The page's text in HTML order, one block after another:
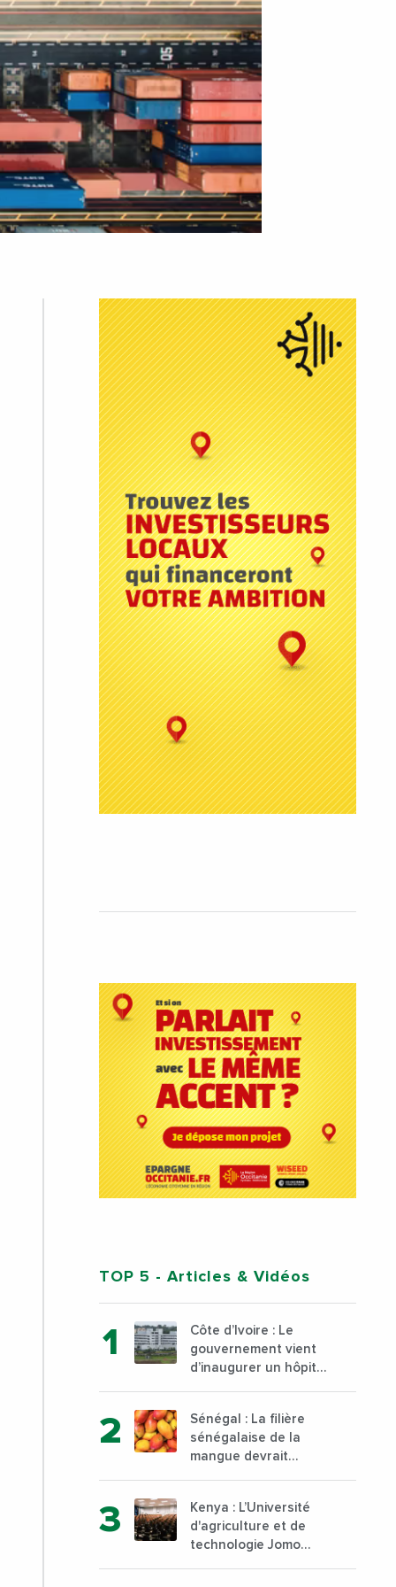
TOP 5 - Articles & Vidéos
Côte d’Ivoire : Le
gouvernement vient
d’inaugurer un hôpital
au sud du pays
Sénégal : La filière
sénégalaise de la
mangue devrait
000 tonnes produites
Kenya : L’Université
d'agriculture et de
technologie Jomo